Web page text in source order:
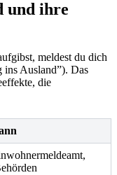
und ihre
meldest du dich
ins Ausland”). Das
die